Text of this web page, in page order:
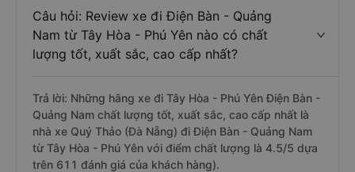
Câu hỏi: Review xe đi Điện Bàn - Quảng
Nam từ Tây Hòa - Phú Yên nào có chất
lượng tốt, xuất sắc, cao cấp nhất?
Trả lời: Những hãng xe đi Tây Hòa - Phú Yên Điện Bàn -
Quảng Nam chất lượng tốt, xuất sắc, cao cấp nhất là
nhà xe Quý Thảo (Đà Nẵng) đi Điện Bàn - Quảng Nam
từ Tây Hòa - Phú Yên với điểm chất lượng là 4.5/5 dựa
trên 611 đánh giá của khách hàng).